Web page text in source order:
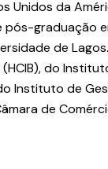
Unidos da
pós-graduação
de
do
Instituto de
de